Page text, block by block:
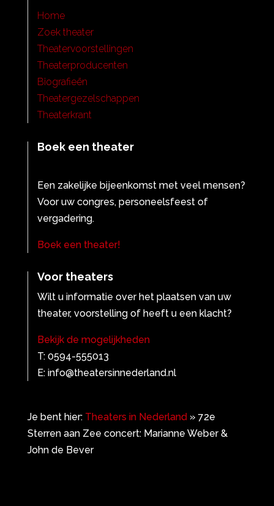
Home
Zoek theater
Theatervoorstellingen
Theaterproducenten
Biografieën
Theatergezelschappen
Theaterkrant
Boek een theater
Een zakelijke bijeenkomst met veel mensen?
Voor uw congres, personeelsfeest of
vergadering.
Boek een theater!
Voor theaters
Wilt u informatie over het plaatsen van uw
theater, voorstelling of heeft u een klacht?
Bekijk de mogelijkheden
T: 0594-555013
E: info@theatersinnederland.nl
Je bent hier: Theaters in Nederland » 72e
Sterren aan Zee concert: Marianne Weber &
John de Bever